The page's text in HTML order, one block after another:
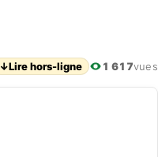
↓Lire hors-ligne 1 617vues